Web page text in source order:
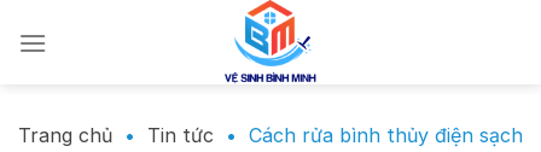
đến
Trang chủ • Tin tức • Cách rửa bình thủy điện sạch